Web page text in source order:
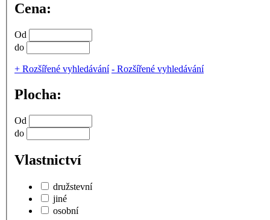
Cena:
Od
do
+ Rozšířené vyhledávání - Rozšířené vyhledávání
Plocha:
Od
do
Vlastnictví
družstevní
jiné
osobní